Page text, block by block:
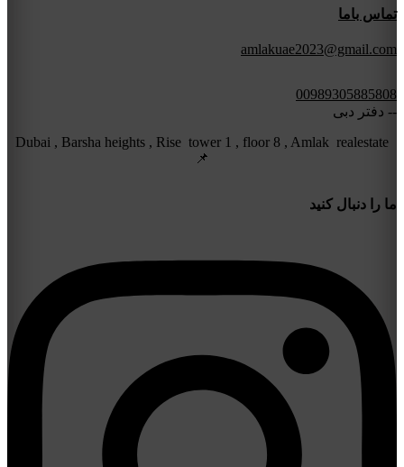
تماس باما
amlakuae2023@gmail.com
00989305885808
-- دفتر دبی
Dubai , Barsha heights , Rise tower 1 , floor 8 , Amlak realestate
📌
ما را دنبال کنید